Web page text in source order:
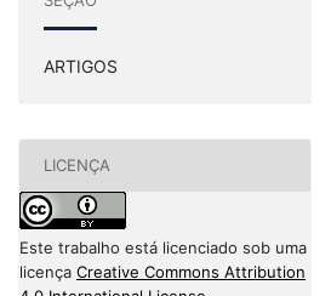
ARTIGOS
LICENÇA
Este trabalho está licenciado sob uma
licença Creative Commons Attribution